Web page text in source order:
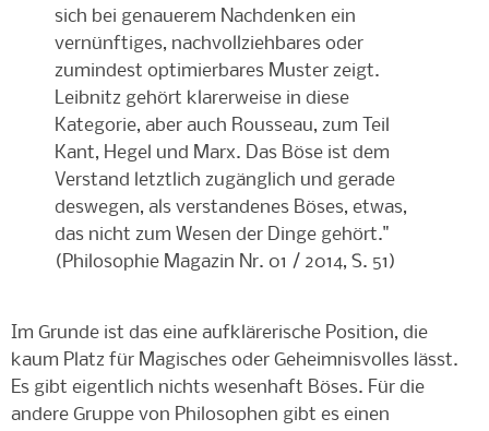
sich bei genauerem Nachdenken ein
vernünftiges, nachvollziehbares oder
zumindest optimierbares Muster zeigt.
Leibnitz gehört klarerweise in diese
Kategorie, aber auch Rousseau, zum Teil
Kant, Hegel und Marx. Das Böse ist dem
Verstand letztlich zugänglich und gerade
deswegen, als verstandenes Böses, etwas,
das nicht zum Wesen der Dinge gehört."
(Philosophie Magazin Nr. 01 / 2014, S. 51)
Im Grunde ist das eine aufklärerische Position, die
kaum Platz für Magisches oder Geheimnisvolles lässt.
Es gibt eigentlich nichts wesenhaft Böses. Für die
andere Gruppe von Philosophen gibt es einen